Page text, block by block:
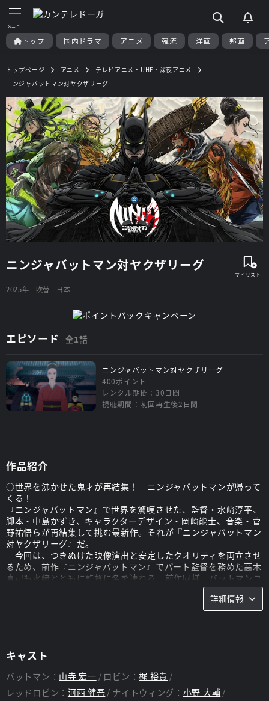
トップ 国内ドラマ アニメ 韓流 洋画 邦画
トップページ アニメ
テレビアニメ・UHF・深夜アニメ
ニンジャバットマン対ヤクザリーグ
ニンジャバットマン対ヤクザリーグ
2025年 吹替 日本
エピソード 全1話
ニンジャバットマン対ヤクザリーグ
400ポイント
レンタル期間：30日間
視聴期間：初回再生後2日間
作品紹介
○世界を沸かせた鬼才が再結集！ ニンジャバットマンが帰って
くる！
『ニンジャバットマン』で世界を驚嘆させた、監督・水﨑淳平、
脚本・中島かずき、キャラクターデザイン・岡崎能士、音楽・菅
野祐悟らが再結集して挑む最新作。それが『ニンジャバットマン
対ヤクザリーグ』だ。
今回は、つきぬけた映像演出と安定したクオリティを両立させ
るため、前作『ニンジャバットマン』でパート監督を務めた高木
真司も水﨑とともに監督に名を連ねる。前作同様、バットマンユ
ニバース、いや、DCユニバースへの深い造詣と愛情はそのまま
に、日本人クリエイターらしい味つけと前作以上にぶっ飛んだキ
サポートしつつ、それぞれの持ち味を生かしたアクションを展開
さらに今回も、敵か味方か、ジョーカーとハーレイ・クインが
登場、物語をかき回してくれるところも見どころの一つだ。
詳細情報
キャスト
バットマン： 山寺 宏一 ロビン：梶 裕貴
レッドロビン： 河西 健吾 ナイトウィング： 小野 大輔